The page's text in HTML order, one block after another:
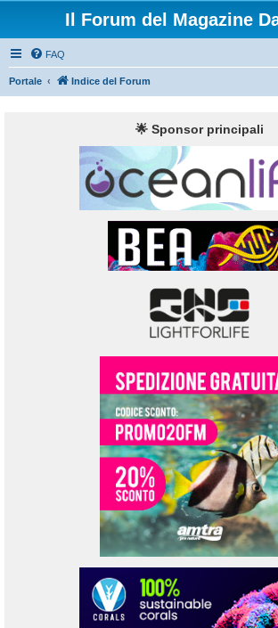
Il Forum del Magazine
FAQ
Portale Indice del Forum
🌟 Sponsor principali